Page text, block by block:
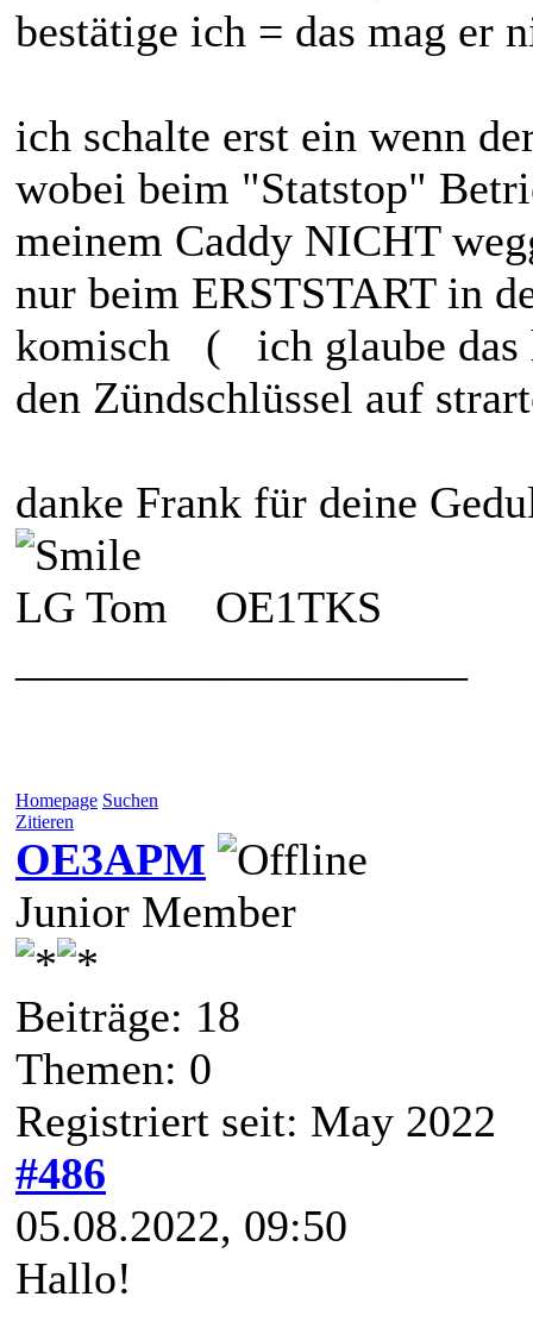
bestätige ich = das mag er
ich schalte erst ein wenn
wobei beim "Statstop"
meinem Caddy NICHT
nur beim ERSTSTART in
komisch ( ich glaube das
den Zündschlüssel auf
danke Frank für deine
LG Tom OE1TKS
Homepage Suchen
Zitieren
OE3APM
Junior Member
Beiträge: 18
Themen: 0
Registriert seit: May 2022
#486
05.08.2022, 09:50
Hallo!